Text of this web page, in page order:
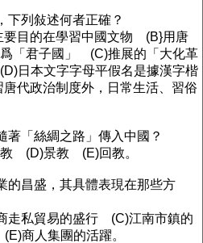
下列敍述何者正確？
要目的在學習中國文物 (B}用唐
「君子國」 (C)推展的「大化革
日本文字字母平假名是據漢字楷
代政治制度外，日常生活、習俗
著「絲綢之路」傳入中國？
(D)景教 (E)回教。
的昌盛，其具體表現在那些方
走私貿易的盛行 (C)江南市鎮的
商人集團的活躍。